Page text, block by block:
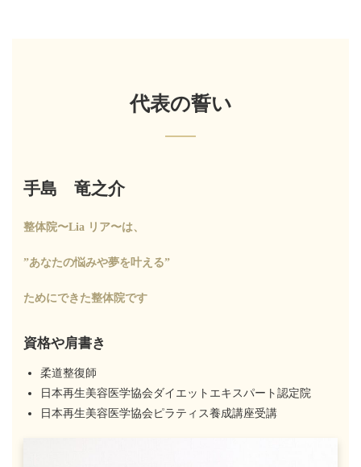
代表の誓い
手島 竜之介
整体院〜Lia リア〜は、
”あなたの悩みや夢を叶える”
ためにできた整体院です
資格や肩書き
柔道整復師
日本再生美容医学協会ダイエットエキスパート認定院
日本再生美容医学協会ピラティス養成講座受講